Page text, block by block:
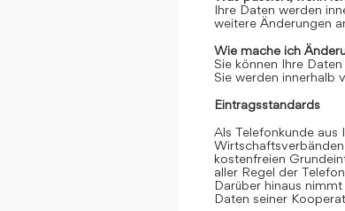
Ihre Daten werden
weitere Änderungen
Wie mache ich
Sie können Ihre
Sie werden innerhalb
Eintragsstandards
Als Telefonkunde aus
kostenfreien
aller Regel der
Darüber hinaus
Daten seiner